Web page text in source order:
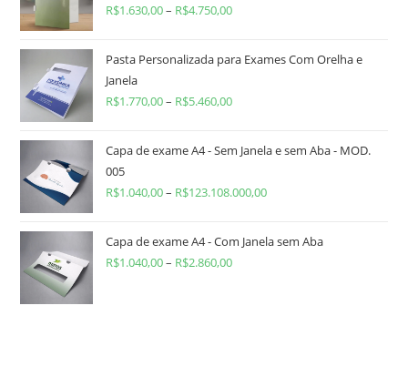
R$1.630,00– R$4.750,00
Pasta Personalizada para Exames Com Orelha e
Janela
R$1.770,00– R$5.460,00
Capa de exame A4 - Sem Janela e sem Aba - MOD.
005
R$1.040,00– R$123.108.000,00
Capa de exame A4 - Com Janela sem Aba
R$1.040,00– R$2.860,00